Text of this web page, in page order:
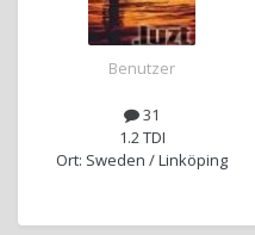
Benutzer
31
1.2 TDI
Ort: Sweden / Linköping